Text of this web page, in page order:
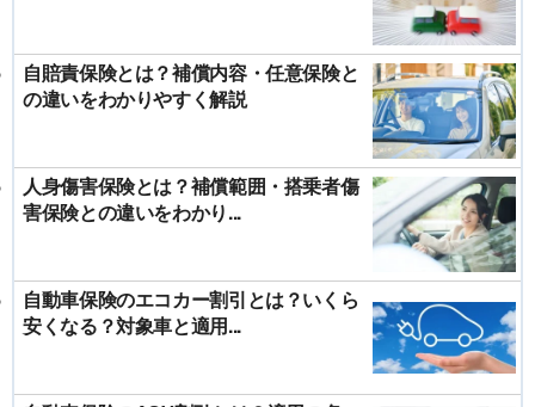
自賠責保険とは？補償内容・任意保険と
の違いをわかりやすく解説
人身傷害保険とは？補償範囲・搭乗者傷
害保険との違いをわかり...
自動車保険のエコカー割引とは？いくら
安くなる？対象車と適用...